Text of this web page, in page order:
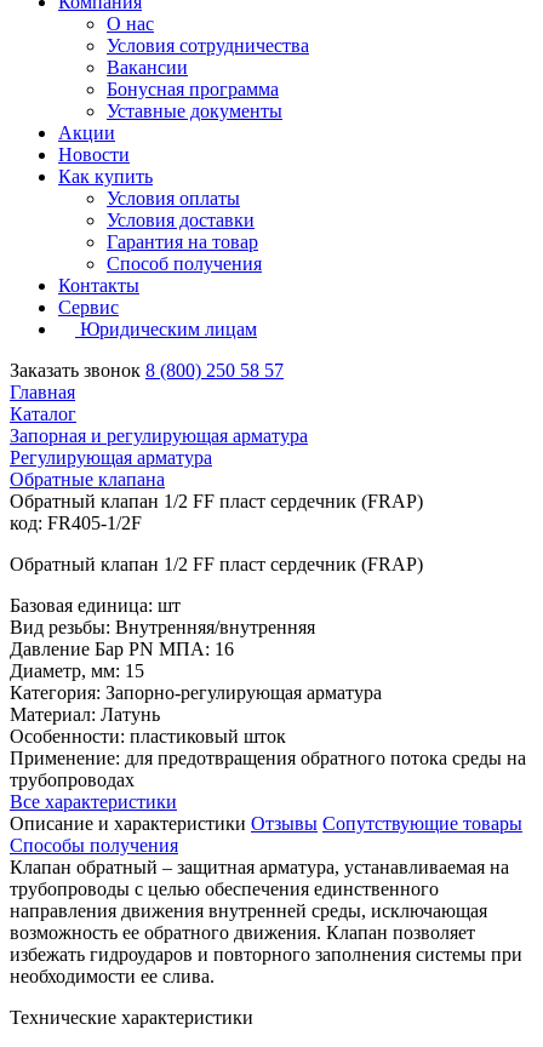
О нас
Условия сотрудничества
Вакансии
Бонусная программа
Уставные документы
Акции
Новости
Как купить
Условия оплаты
Условия доставки
Гарантия на товар
Способ получения
Контакты
Сервис
Юридическим лицам
Заказать звонок 8 (800) 250 58 57
Главная
Каталог
Запорная и регулирующая арматура
Регулирующая арматура
Обратные клапана
Обратный клапан 1/2 FF пласт сердечник (FRAP)
код: FR405-1/2F
Обратный клапан 1/2 FF пласт сердечник (FRAP)
Базовая единица: шт
Вид резьбы: Внутренняя/внутренняя
Давление Бар PN МПА: 16
Диаметр, мм: 15
Категория: Запорно-регулирующая арматура
Материал: Латунь
Особенности: пластиковый шток
Применение: для предотвращения обратного потока среды на
трубопроводах
Все характеристики
Описание и характеристики Отзывы Сопутствующие товары
Способы получения
Клапан обратный – защитная арматура, устанавливаемая на
трубопроводы с целью обеспечения единственного
направления движения внутренней среды, исключающая
возможность ее обратного движения. Клапан позволяет
избежать гидроударов и повторного заполнения системы при
необходимости ее слива.
Технические характеристики